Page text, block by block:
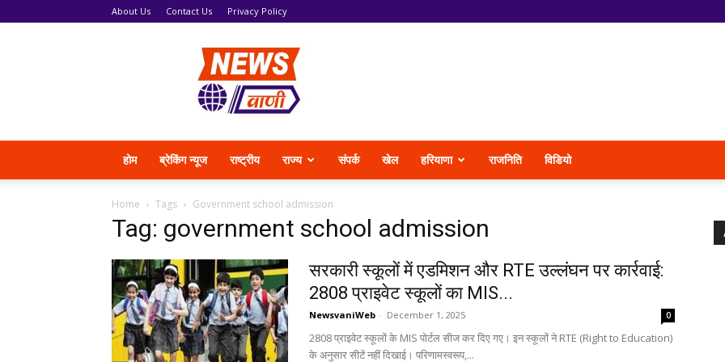
About Us Contact Us Privacy Policy
News
Vani
होम ब्रेकिंग न्यूज राष्ट्रीय राज्य संपर्क खेल हरियाणा राजनिति विडियो
Home Tags Government school admission
Tag: government school admission
सरकारी स्कूलों में एडमिशन और RTE उल्लंघन पर कार्रवाई:
2808 प्राइवेट स्कूलों का MIS...
NewsvaniWeb - December 1, 2025 0
2808 प्राइवेट स्कूलों के MIS पोर्टल सीज कर दिए गए। इन स्कूलों ने RTE (Right to Education)
के अनुसार सीटें नहीं दिखाई। परिणामस्वरूप,...